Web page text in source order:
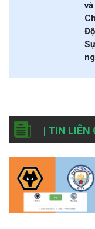
| TIN LIÊN